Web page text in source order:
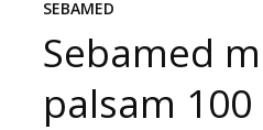
SEBAMED
Sebamed
palsam